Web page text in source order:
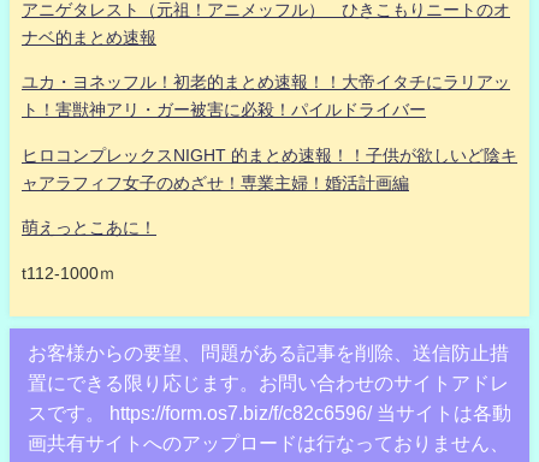
アニゲタレスト（元祖！アニメッフル） ひきこもりニートのオ
ナベ的まとめ速報
ユカ・ヨネッフル！初老的まとめ速報！！大帝イタチにラリアッ
ト！害獣神アリ・ガー被害に必殺！パイルドライバー
ヒロコンプレックスNIGHT 的まとめ速報！！子供が欲しいど陰キ
ャアラフィフ女子のめざせ！専業主婦！婚活計画編
萌えっとこあに！
t112-1000ｍ
お客様からの要望、問題がある記事を削除、送信防止措
置にできる限り応じます。お問い合わせのサイトアドレ
スです。 https://form.os7.biz/f/c82c6596/ 当サイトは各動
画共有サイトへのアップロードは行なっておりません、